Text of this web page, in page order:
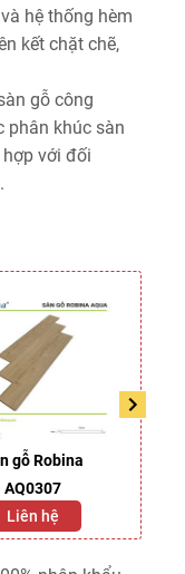
hệ thống hèm
kết chặt chẽ,
gỗ công
phân khúc sàn
với đối
gỗ Robina
AQ0307
Liên hệ